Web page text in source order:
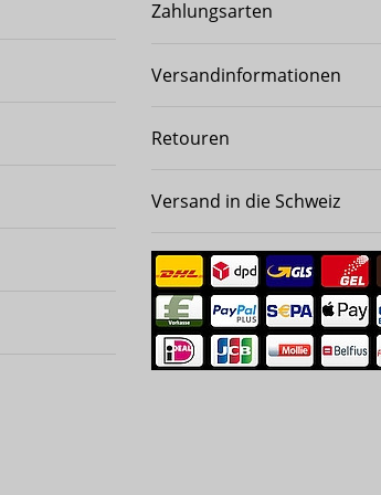
Zahlungsarten
Versandinformationen
Retouren
Versand in die Schweiz